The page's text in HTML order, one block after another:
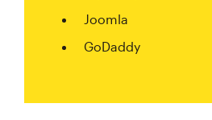
Joomla
GoDaddy